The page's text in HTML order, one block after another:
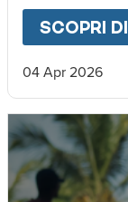
SCOPRI
04 Apr 2026